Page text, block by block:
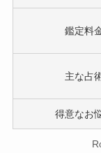
鑑定料
主な占
得意なお